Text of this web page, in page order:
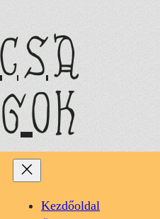
Kezdőoldal